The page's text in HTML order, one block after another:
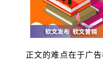
正文的难点在于广